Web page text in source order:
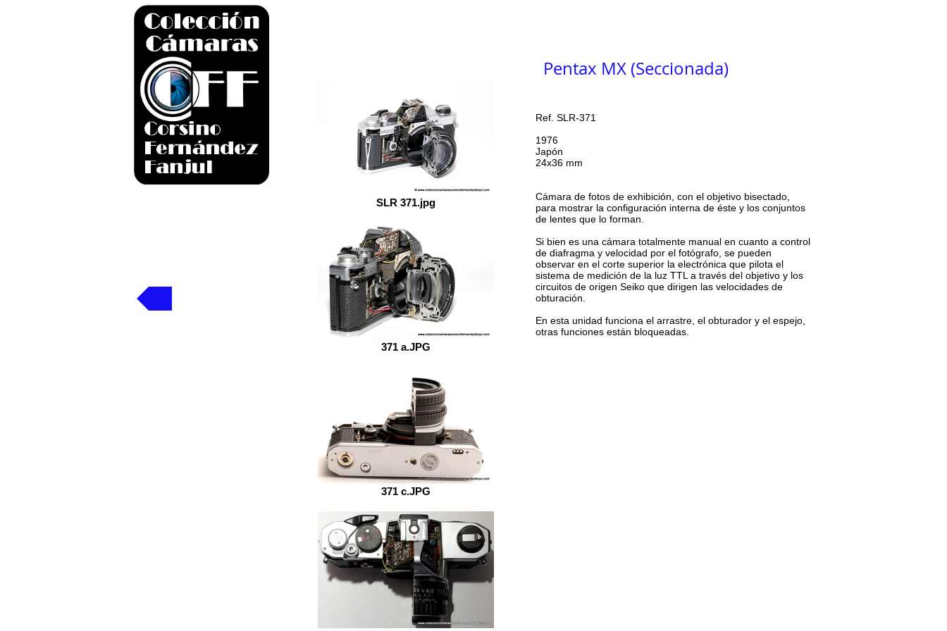
SLR 371.jpg
371 a.JPG
371 c.JPG
Pentax MX (Seccionada)
Ref. SLR-371
1976
Japón
24x36 mm
Cámara de fotos de exhibición, con el objetivo bisectado,
para mostrar la configuración interna de éste y los conjuntos
de lentes que lo forman.
Si bien es una cámara totalmente manual en cuanto a control
de diafragma y velocidad por el fotógrafo, se pueden
observar en el corte superior la electrónica que pilota el
sistema de medición de la luz TTL a través del objetivo y los
circuitos de origen Seiko que dirigen las velocidades de
obturación.
En esta unidad funciona el arrastre, el obturador y el espejo,
otras funciones están bloqueadas.